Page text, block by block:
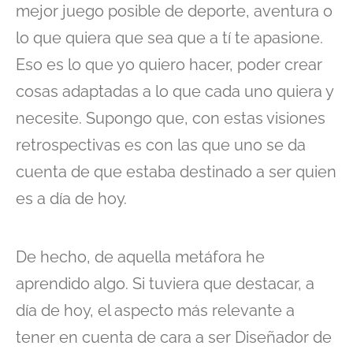
mejor juego posible de deporte, aventura o
lo que quiera que sea que a tí te apasione.
Eso es lo que yo quiero hacer, poder crear
cosas adaptadas a lo que cada uno quiera y
necesite. Supongo que, con estas visiones
retrospectivas es con las que uno se da
cuenta de que estaba destinado a ser quien
es a día de hoy.
De hecho, de aquella metáfora he
aprendido algo. Si tuviera que destacar, a
día de hoy, el aspecto más relevante a
tener en cuenta de cara a ser Diseñador de